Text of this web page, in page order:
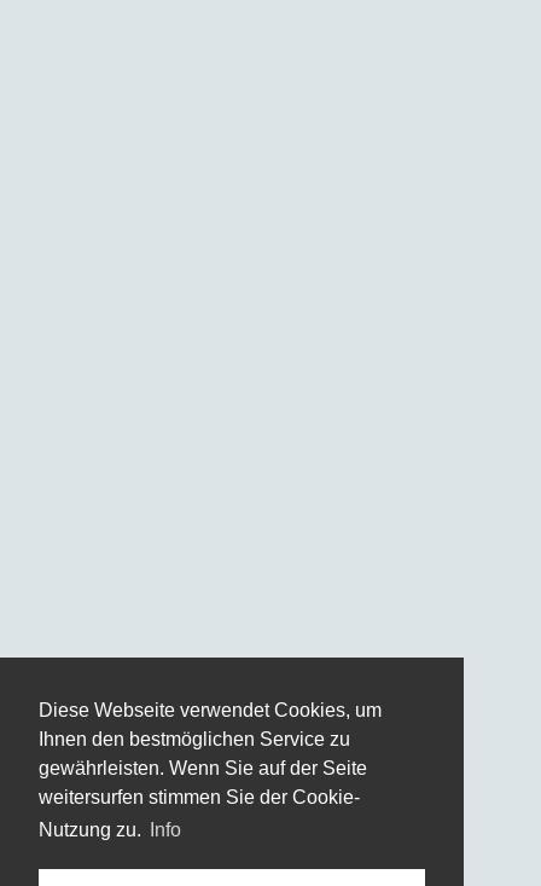
Diese Webseite verwendet Cookies, um
Ihnen den bestmöglichen Service zu
gewährleisten. Wenn Sie auf der Seite
weitersurfen stimmen Sie der Cookie-
Nutzung zu.
Info